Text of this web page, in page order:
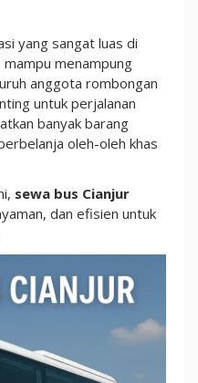
yang sangat luas di
menampung
anggota rombongan
untuk perjalanan
banyak barang
oleh-oleh khas
sewa bus Cianjur
dan efisien untuk